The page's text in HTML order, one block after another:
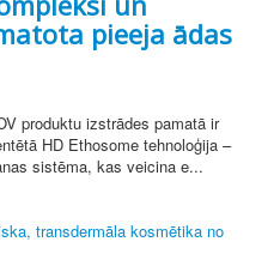
pieeja ādas
produktu izstrādes pamatā ir
HD Ethosome tehnoloģija –
sistēma, kas veicina e...
transdermāla kosmētika no